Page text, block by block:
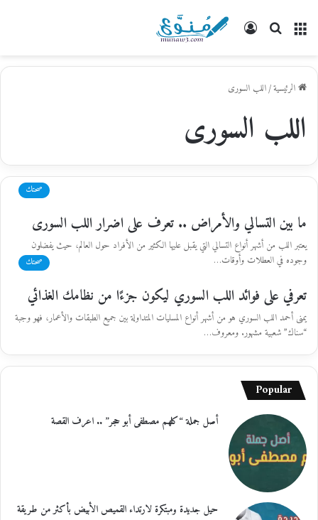
القائمة
بحث
تسجيل
الرئيسية/اللب السورى
اللب السورى
صحتك
ما بين التسالي والأمراض .. تعرف على اضرار اللب السورى
يعتبر اللب من أشهر أنواع التسالي التي يقبل عليها الكثير من الأفراد حول العالم، حيث يفضلون
وجوده في العطلات وأوقات…
صحتك
تعرفي على فوائد اللب السوري ليكون جزءًا من نظامك الغذائي
يمنى أحمد اللب السوري هو من أشهر أنواع المسليات المتداولة بين جميع الطبقات والأعمار، فهو وجبة
“سناك” شعبية مشهور. ومعروف…
Popular
أصل جملة “كلهم مصطفى أبو حجر” .. اعرف القصة
حيل جديدة ومبتكرة لارتداء القميص الأبيض بأكثر من طريقة